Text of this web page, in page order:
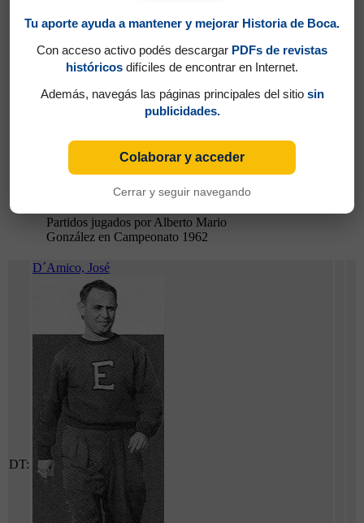
Partidos jugados por Alberto Mario
González en Campeonato 1962
DT:
D´Amico, José
Tu aporte ayuda a mantener y mejorar Historia de Boca.
Con acceso activo podés descargar PDFs de revistas
históricos difíciles de encontrar en Internet.
Además, navegás las páginas principales del sitio sin
publicidades.
Colaborar y acceder
Cerrar y seguir navegando